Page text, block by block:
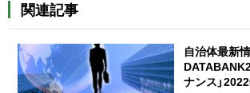
関連記事
自治体最新
ナンス」